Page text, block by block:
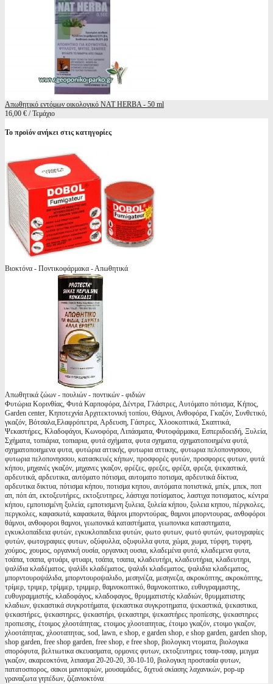
Απωθητικό εντόμων οικολογικό NAT HERBA - 50 ml
16,00 € / Τεμάχιο
Το προϊόν ανήκει στις κατηγορίες
Βιοκτόνα - Ποντικοφάρμακα - Απωθητικά
Απωθητικά ζώων - πουλιών - ποντικών - φιδιών
Φυτώρια Κορινθίας, Φυτά Καρποφόρα, Δέντρα, Γλάστρες, Αυτόματο πότισμα, Κήπος,
Garden center, Κηποτεχνία Αρχιτεκτονική τοπίου, Θάμνοι, Ανθοφόρα, Γκαζόν, Συνθετικό,
γκαζόν, Βότσαλα,Ελαφρόπετρα, Αρδευση, Γάστρες, Χλοοκοπτικά, Σκαπτικά,
Ψεκαστήρες, Κλαδοφάγοι, Κωνοφόρα, Λιπάσματα, Φυτοφάρμακα, Εσπεριδοειδή, Ξυλεία,
Σχήματα, τοπιάρια, τοπιαρια, φυτά σχήματα, φυτα σχηματα, σχηματοποιημένα φυτά,
σχηματοποιημενα φυτα, φυτώρια αττικής, φυτωρια αττικης, φυτωρια πελοπονησσου,
φυτωρια πελοπονησσου, κατασκευές κήπων, προσφορές φυτών, προσφορες φυτων, φυτά
κήπου, μηχανές γκαζόν, μηχανες γκαζον, φρέζες, φρεζες, φρέζα, φρεζα, ψεκαστικά,
αρδευτικά, αρδευτικα, αυτόματο πότισμα, αυτοματο ποτισμα, αρδευτικά δίκτυα,
αρδευτικα δικτυα, πότισμα κήπου, ποτισμα κηπου, αυτόματα ποτιστικά, μπέκ, μπεκ, ποπ
απ, πόπ άπ, εκτοξευτήρες, εκτοξευτηρες, λάστιχα ποτίσματος, λαστιχα ποτισματος, κέντρα
κήπου, εμποτισμένη ξυλεία, εμποτισμενη ξυλεια, ξυλεία κήπου, ξυλεια κηπου, πέργκολες,
περγκολες, καφασωτά, καφασωτα, θάμνοι μπορντούρας, θαμνοι μπορντουρας, ανθοφόροι
θάμνοι, ανθοφοροι θαμνοι, γεωπονικά καταστήματα, γεωπονικα καταστηματα,
εγκυκλοπαίδεια φυτών, εγκυκλοπαιδεια φυτών, φωτο φυτων, φωτό φυτών, φωτογραφίες
φυτών, φωτογραφιες φυτων, οξύφυλλα, οξυφυλλα φυτα, χώμα, χωμα, τύρφη, τυρφη,
χούμος, χουμος, οργανική ουσία, οργανικη ουσια, κλαδεμένα φυτά, κλαδεμενα φυτα,
τσάπα, τσαπα, φτυάρι, φτυαρι, τσάπα, τσαπα, κλαδευτήρι, κλαδευτήρια, κλαδευτηρι,
ψαλίδια κλαδέματος, ψαλίδι κλαδέματος, ψαλιδι κλαδεματος, ψαλιδια κλαδεματος,
μπορντουροψάλιδα, μπορντουροψαλιδο, μεσηνέζα, μεσηνεζα, ακροκόπτης, ακροκόπτης,
τρίμερ, τριμερ, τρίμμερ, τριμμερ, θαμνοκοπτικό, θαμνοκοπτικο, ευθυγραμμιστης,
ευθυγραμμιστής, κλαδοφάγος, κλαδοφαγος, θρυμματιστής κλαδιών, θρυμματιστης
κλαδιων, ψεκαστικά συγκροτήματα, ψεκαστικα συγκροτηματα, ψεκαστικά, ψεκαστικα,
ψεκαστήρες, ψεκαστηρες, ψεκαστήρι, ψεκαστηρι, ψεκαστήρες προπίεσης, ψεκαστηρες
προπιεσης, έτοιμος χλοοτάπητας, ετοιμος χλοοταπητας, έτοιμο γκαζόν, ετοιμο γκαζον,
χλοοτάπητας, χλοοταπητας, sod, lawn, e shop, e garden shop, e shop garden, garden shop,
shop garden, free shop garden, free shop, e free shop, βιολογικη ντοματα, βιολογικα
σπορόφυτα, βελτιωτικα σκευασματα, ορμονες φυτων, εκτοξευτηρες τσαφ-τσαφ, μειγμα
γκαζον, ακαρεοκτόνα, λιπασμα 20-20-20, 30-10-10, βιολογικη προστασία φυτων,
πατατοσπορος, σακοι μανιταριών, μουσαμάδες, διχτυά σκίασης λαχανικών, pop-up
γραναζωτα γηπέδων, ζιζανιοκτόνα